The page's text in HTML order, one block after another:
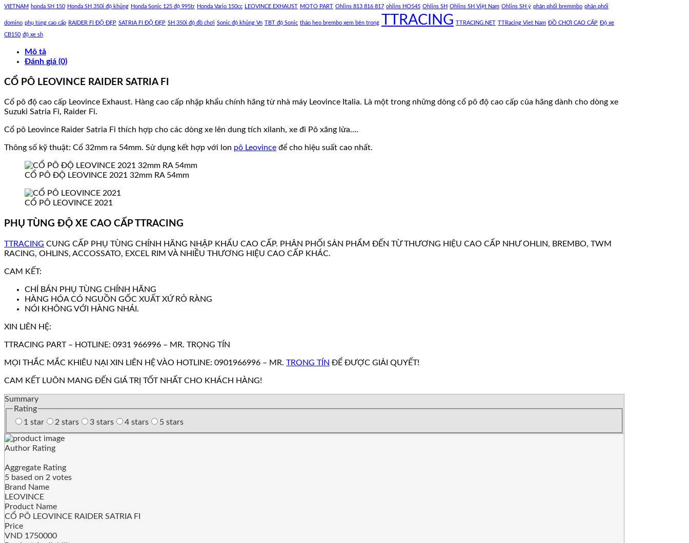
VIETNAM honda SH 150 Honda SH 350i độ khủng Honda Sonic 125 độ 995tr Honda Vario 150cc LEOVINCE EXHAUST MOTO PART Ohlins 813 816 817 ohlins HO545 Ohlins SH Ohlins SH Việt Nam Ohlins SH ý phân phối bremmbo phân phối
domino phụ tùng cao cấp RAIDER FI ĐỘ ĐẸP SATRIA FI ĐỘ ĐẸP SH 350i độ đồ chơi Sonic độ khủng Vn TBT độ Sonic tháo heo brembo xem bên trong TTRACING TTRACING.NET TTRacing Viet Nam ĐỒ CHƠI CAO CẤP Độ xe
CB150 độ xe sh
Mô tả
Đánh giá (0)
CỔ PÔ LEOVINCE RAIDER SATRIA FI
Cổ pô độ cao cấp Leovince Exhaust. Hàng cao cấp nhập khẩu chính hãng từ nhà máy Leovince Italia. Là một trong những dòng cổ pô độ cao cấp của hãng dành cho dòng xe
Suzuki Satria Fi, Raider Fi.
Cổ pô Leovince Raider Satria Fi thích hợp cho các dòng xe lên dung tích xilanh, xe đi Pô xăng lửa….
Thông số kỹ thuật: Cổ 32mm ra 54mm. Sử dụng kết hợp với lon pô Leovince để cho hiệu suất cao nhất.
CỔ PÔ ĐỘ LEOVINCE 2021 32mm RA 54mm
CỔ PÔ LEOVINCE 2021
PHỤ TÙNG ĐỘ XE CAO CẤP TTRACING
TTRACING CUNG CẤP PHỤ TÙNG CHÍNH HÃNG NHẬP KHẨU CAO CẤP. PHÂN PHỐI SẢN PHẨM ĐẾN TỪ THƯƠNG HIỆU CAO CẤP NHƯ OHLIN, BREMBO, TWM
RACING, OHLINS, ACCOSSATO, EXCEL RIM VÀ NHIỀU THƯƠNG HIỆU CAO CẤP KHÁC.
CAM KẾT:
CHỈ BÁN PHỤ TÙNG CHÍNH HÃNG
HÀNG HÓA CÓ NGUỒN GỐC XUẤT XỨ RỎ RÀNG
NÓI KHÔNG VỚI HÀNG NHÁI.
XIN LIÊN HỆ:
TTRACING PART – HOTLINE: 0931 966996 – MR. TRỌNG TÍN
MỌI THẮC MẮC KHIÊU NẠI XIN LIÊN HỆ VÀO HOTLINE: 0901966996 – MR. TRONG TÍN ĐỂ ĐƯỢC GIẢI QUYẾT!
CAM KẾT LUÔN MANG ĐẾN GIÁ TRỊ TỐT NHẤT CHO KHÁCH HÀNG!
Summary
Rating
1 star
2 stars 3 stars 4 stars 5 stars
Author Rating
Aggregate Rating
5 based on 2 votes
Brand Name
LEOVINCE
Product Name
CỔ PÔ LEOVINCE RAIDER SATRIA FI
Price
VND 1750000